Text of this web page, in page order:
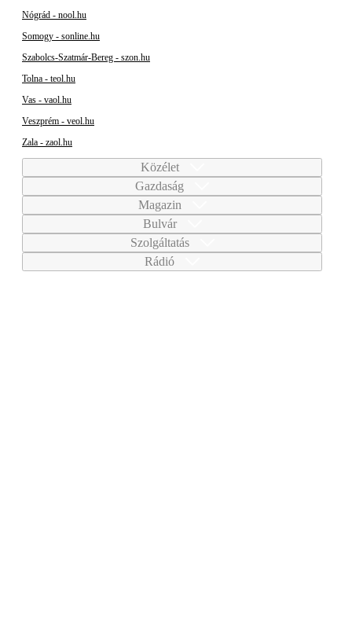
Nógrád - nool.hu
Somogy - sonline.hu
Szabolcs-Szatmár-Bereg - szon.hu
Tolna - teol.hu
Vas - vaol.hu
Veszprém - veol.hu
Zala - zaol.hu
Közélet
Gazdaság
Magazin
Bulvár
Szolgáltatás
Rádió